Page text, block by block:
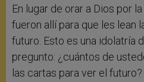
En lugar de orar a Dios por
fueron allí para que les lean
futuro. Esto es una idolatría
pregunto: ¿cuántos de
las cartas para ver el